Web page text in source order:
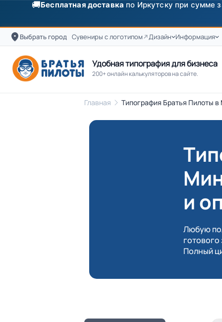
✨Скидка250 ₽на первый заказ от 3000 ₽ по
Выбрать город Сувениры с логотипом Дизайн Информация
Удобная типография для бизнеса
200+ онлайн калькуляторов на сайте.
Главная Типография Братья Пилоты
и
Любую
готового
Полный